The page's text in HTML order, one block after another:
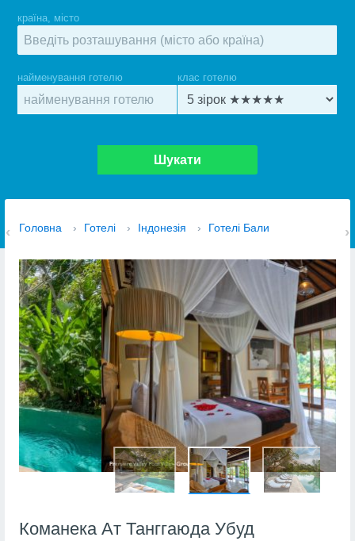
країна, місто
найменування готелю клас готелю
Шукати
Головна › Готелі › Індонезія › Готелі Бали
Команека Ат Танггаюда Убуд